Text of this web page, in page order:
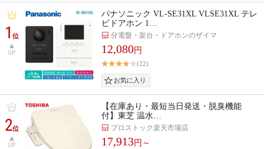
1位
UP
パナソニック VL-SE31XL VLSE31XL テレ
ビドアホン 1…
分電盤・架台・ドアホンのザイマ
12,080円
(22)
2位
UP
【在庫あり・最短当日発送・脱臭機能
付】東芝 温水…
プロストック楽天市場店
17,913円～